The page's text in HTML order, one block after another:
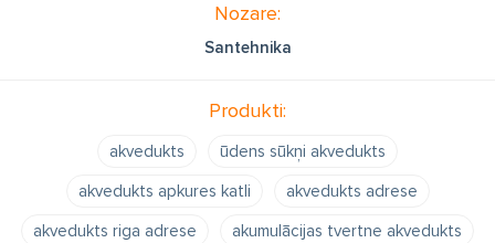
Nozare:
Santehnika
Produkti:
akvedukts
ūdens sūkņi akvedukts
akvedukts apkures katli
akvedukts adrese
akvedukts riga adrese
akumulācijas tvertne akvedukts